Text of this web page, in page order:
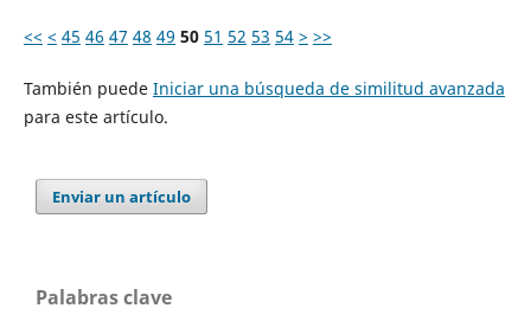
<< < 45 46 47 48 49 50 51 52 53 54 > >>
También puede Iniciar una búsqueda de similitud avanzada
para este artículo.
Enviar un artículo
Palabras clave